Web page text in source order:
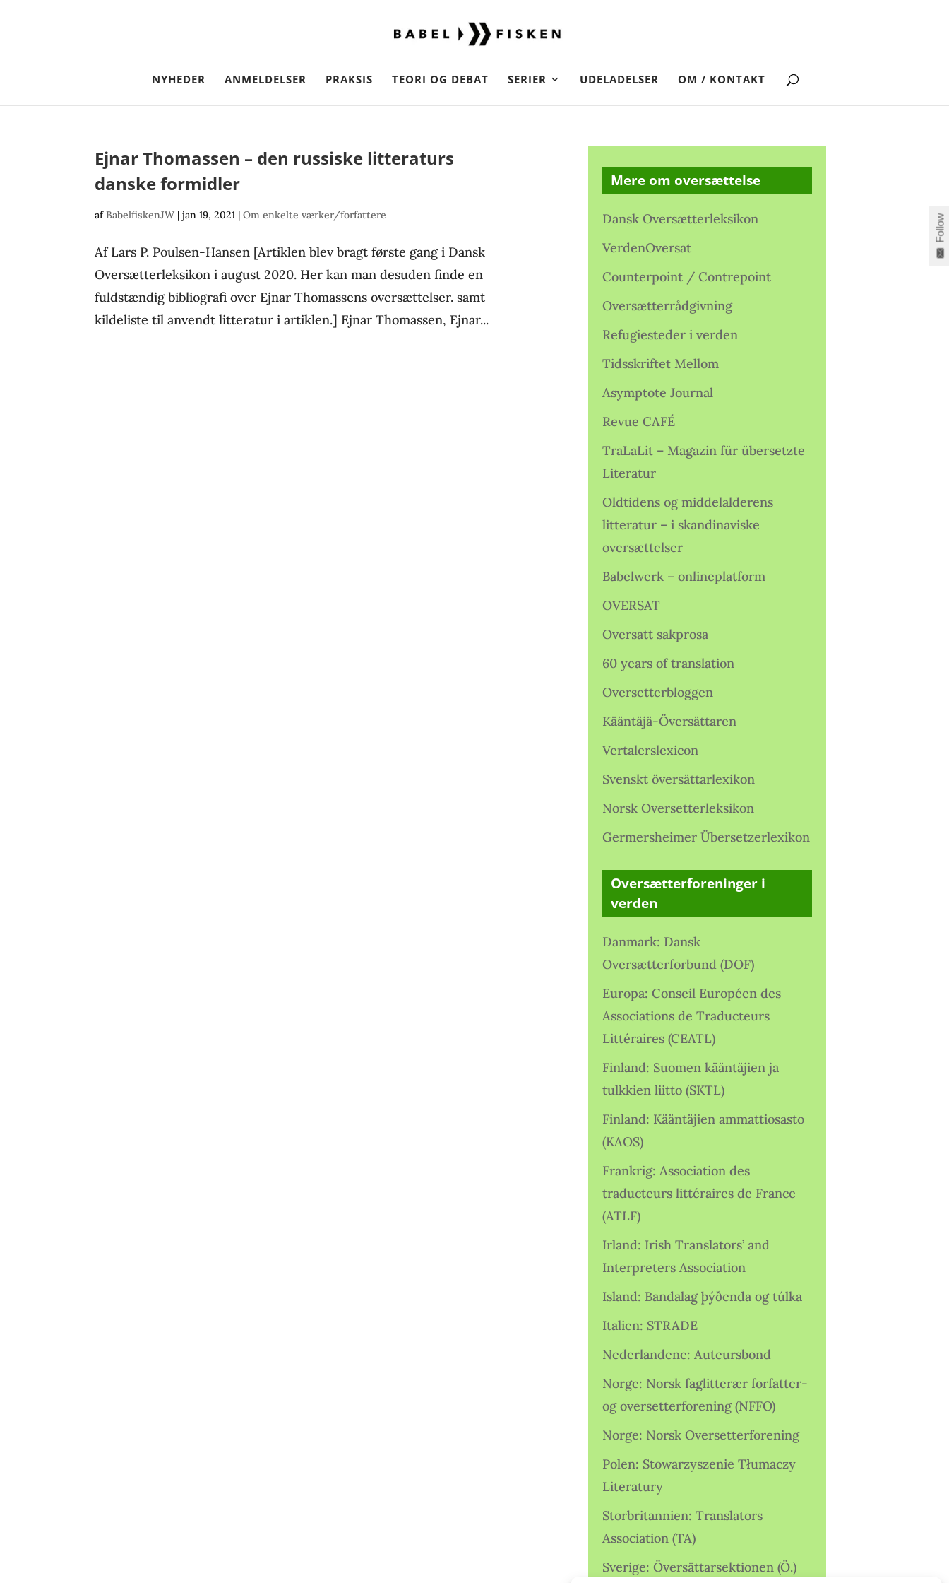
NYHEDER ANMELDELSER PRAKSIS TEORI OG DEBAT SERIER UDELADELSER OM / KONTAKT
Ejnar Thomassen – den russiske litteraturs
danske formidler
afBabelfiskenJW |jan 19, 2021 |Om enkelte værker/forfattere
Af Lars P. Poulsen-Hansen [Artiklen blev bragt første gang i Dansk
Oversætterleksikon i august 2020. Her kan man desuden finde en
fuldstændig bibliografi over Ejnar Thomassens oversættelser. samt
kildeliste til anvendt litteratur i artiklen.] Ejnar Thomassen, Ejnar...
Mere om oversættelse
Dansk Oversætterleksikon
VerdenOversat
Counterpoint / Contrepoint
Oversætterrådgivning
Refugiesteder i verden
Tidsskriftet Mellom
Asymptote Journal
Revue CAFÉ
TraLaLit – Magazin für übersetzte
Literatur
Oldtidens og middelalderens
litteratur – i skandinaviske
oversættelser
Babelwerk – onlineplatform
OVERSAT
Oversatt sakprosa
60 years of translation
Oversetterbloggen
Kääntäjä-Översättaren
Vertalerslexicon
Svenskt översättarlexikon
Norsk Oversetterleksikon
Germersheimer Übersetzerlexikon
Oversætterforeninger i
verden
Danmark: Dansk
Oversætterforbund (DOF)
Europa: Conseil Européen des
Associations de Traducteurs
Littéraires (CEATL)
Finland: Suomen kääntäjien ja
tulkkien liitto (SKTL)
Finland: Kääntäjien ammattiosasto
(KAOS)
Frankrig: Association des
traducteurs littéraires de France
(ATLF)
Irland: Irish Translators’ and
Interpreters Association
Island: Bandalag þýðenda og túlka
Italien: STRADE
Nederlandene: Auteursbond
Norge: Norsk faglitterær forfatter-
og oversetterforening (NFFO)
Norge: Norsk Oversetterforening
Polen: Stowarzyszenie Tłumaczy
Literatury
Storbritannien: Translators
Association (TA)
Sverige: Översättarsektionen (Ö.)
Follow